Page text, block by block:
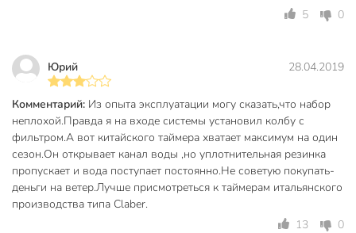
надежность и высокая эффективность — ключевые
преимущества, которые делают капельный полив Жук
или сада.
Техническая информация
Максимальное давление, бар
4 бар
Площадь полива, м2
18 м2
Количество растений
60
Бренд
5 0
Юрий 28.04.2019
Комментарий: Из опыта эксплуатации могу сказать,что набор
неплохой.Правда я на входе системы установил колбу с
фильтром.А вот китайского таймера хватает максимум на один
сезон.Он открывает канал воды ,но уплотнительная резинка
пропускает и вода поступает постоянно.Не советую покупать-
деньги на ветер.Лучше присмотреться к таймерам итальянского
производства типа Claber.
13
0